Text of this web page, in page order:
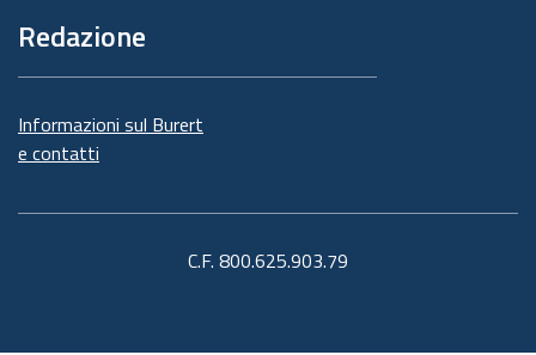
Redazione
Informazioni sul Burert
e contatti
C.F. 800.625.903.79